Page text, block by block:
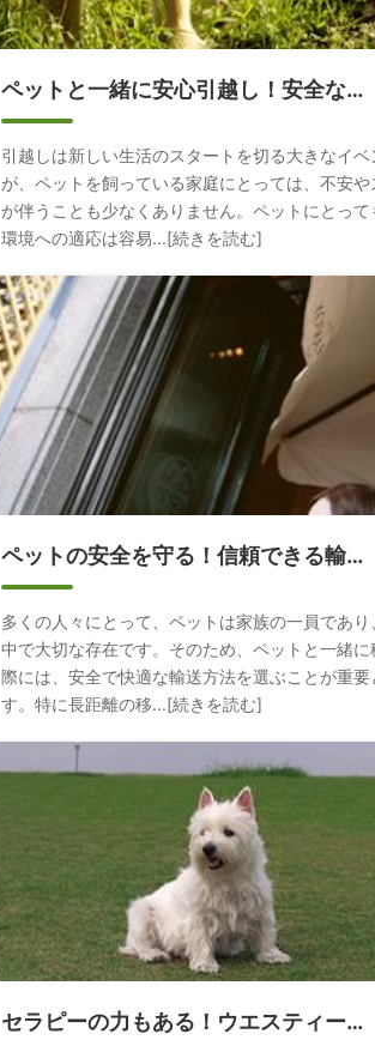
ペットと一緒に安心引越し！安全な…
引越しは新しい生活のスタートを切る大きなイベ
が、ペットを飼っている家庭にとっては、不安や
が伴うことも少なくありません。ペットにとって
環境への適応は容易...[続きを読む]
ペットの安全を守る！信頼できる輸…
多くの人々にとって、ペットは家族の一員であり
中で大切な存在です。そのため、ペットと一緒に
際には、安全で快適な輸送方法を選ぶことが重要
す。特に長距離の移...[続きを読む]
セラピーの力もある！ウエスティー…